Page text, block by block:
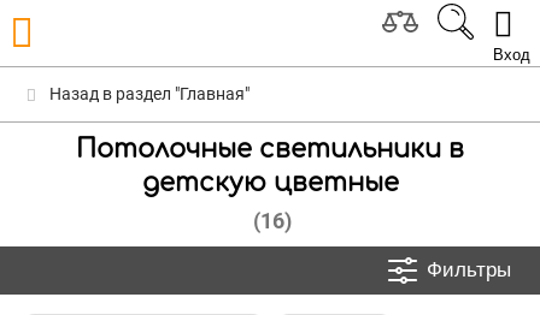
Вход
Назад в раздел "Главная"
Потолочные светильники в
детскую цветные
(16)
Фильтры